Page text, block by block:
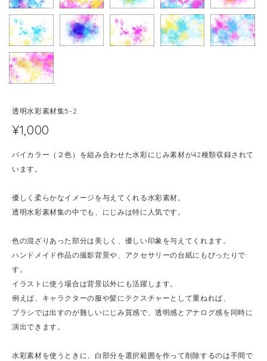
透明水彩素材集5-2
¥1,000
バイカラー（２色）を組み合わせた水彩にじみ素材が42種類収録されて
います。
優しく柔らかなイメージを与えてくれる水彩素材。
透明水彩素材集の中でも、にじみは特に人気です。
色の混ざりあった部分は美しく、優しい印象を与えてくれます。
ハンドメイド作品の撮影背景や、アクセサリーの台紙にもぴったりで
す。
イラストに使う場合は背景以外にも活躍します。
例えば、キャラクターの服や髪にテクスチャーとして重ねれば、
ブラシでは出すのが難しいにじみ質感で、透明感とアナログ感を同時に
演出できます。
水彩素材を使うときに、白部分を選択範囲を作って削除するのは手間で